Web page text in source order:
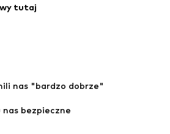
tutaj
nas "bardzo dobrze"
nas bezpieczne